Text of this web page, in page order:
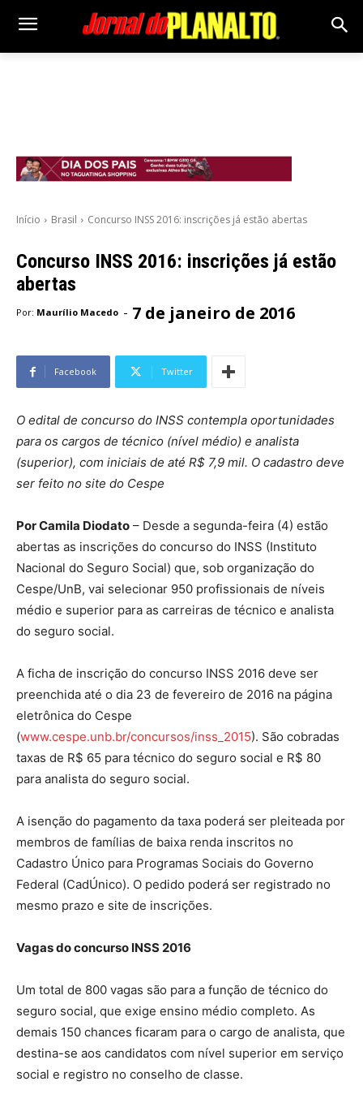
Início Brasil Concurso INSS 2016: inscrições já estão abertas
Concurso INSS 2016: inscrições já estão
abertas
Por: Maurílio Macedo - 7 de janeiro de 2016
Facebook Twitter
O edital de concurso do INSS contempla oportunidades
para os cargos de técnico (nível médio) e analista
(superior), com iniciais de até R$ 7,9 mil. O cadastro deve
ser feito no site do Cespe
Por Camila Diodato – Desde a segunda-feira (4) estão
abertas as inscrições do concurso do INSS (Instituto
Nacional do Seguro Social) que, sob organização do
Cespe/UnB, vai selecionar 950 profissionais de níveis
médio e superior para as carreiras de técnico e analista
do seguro social.
A ficha de inscrição do concurso INSS 2016 deve ser
preenchida até o dia 23 de fevereiro de 2016 na página
eletrônica do Cespe
(www.cespe.unb.br/concursos/inss_2015). São cobradas
taxas de R$ 65 para técnico do seguro social e R$ 80
para analista do seguro social.
A isenção do pagamento da taxa poderá ser pleiteada por
membros de famílias de baixa renda inscritos no
Cadastro Único para Programas Sociais do Governo
Federal (CadÚnico). O pedido poderá ser registrado no
mesmo prazo e site de inscrições.
Vagas do concurso INSS 2016
Um total de 800 vagas são para a função de técnico do
seguro social, que exige ensino médio completo. As
demais 150 chances ficaram para o cargo de analista, que
destina-se aos candidatos com nível superior em serviço
social e registro no conselho de classe.